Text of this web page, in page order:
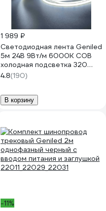
1 989 ₽
Светодиодная лента Geniled
5м 24В 9Вт/м 6000К COB
холодная подсветка 320
led/m IP33 5мм 03611
4.8(190)
В корзину
-11%